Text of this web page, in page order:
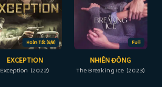
Hoàn Tất (8/8)
EXCEPTION
Exception (2022)
Full
NHIÊN ĐÔNG
The Breaking Ice (2023)